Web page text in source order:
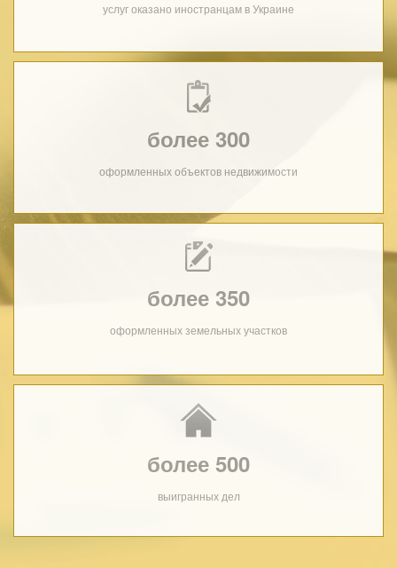
услуг оказано иностранцам в Украине
более 300
оформленных объектов недвижимости
более 350
оформленных земельных участков
более 500
выигранных дел